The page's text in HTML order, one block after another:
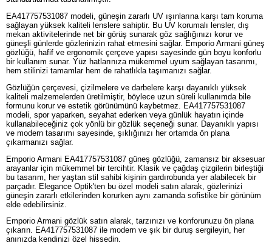
EA417757531087 modeli, güneşin zararlı UV ışınlarına karşı tam koruma
sağlayan yüksek kaliteli lenslere sahiptir. Bu UV korumalı lensler, dış
mekan aktivitelerinde net bir görüş sunarak göz sağlığınızı korur ve
güneşli günlerde gözlerinizin rahat etmesini sağlar. Emporio Armani güneş
gözlüğü, hafif ve ergonomik çerçeve yapısı sayesinde gün boyu konforlu
bir kullanım sunar. Yüz hatlarınıza mükemmel uyum sağlayan tasarımı,
hem stilinizi tamamlar hem de rahatlıkla taşımanızı sağlar.
Gözlüğün çerçevesi, çizilmelere ve darbelere karşı dayanıklı yüksek
kaliteli malzemelerden üretilmiştir, böylece uzun süreli kullanımda bile
formunu korur ve estetik görünümünü kaybetmez. EA417757531087
modeli, spor yaparken, seyahat ederken veya günlük hayatın içinde
kullanabileceğiniz çok yönlü bir gözlük seçeneği sunar. Dayanıklı yapısı
ve modern tasarımı sayesinde, şıklığınızı her ortamda ön plana
çıkarmanızı sağlar.
Emporio Armani EA417757531087 güneş gözlüğü, zamansız bir aksesuar
arayanlar için mükemmel bir tercihtir. Klasik ve çağdaş çizgilerin birleştiği
bu tasarım, her yaştan stil sahibi kişinin gardırobunda yer alabilecek bir
parçadır. Elegance Optik'ten bu özel modeli satın alarak, gözlerinizi
güneşin zararlı etkilerinden korurken aynı zamanda sofistike bir görünüm
elde edebilirsiniz.
Emporio Armani gözlük satın alarak, tarzınızı ve konforunuzu ön plana
çıkarın. EA417757531087 ile modern ve şık bir duruş sergileyin, her
anınızda kendinizi özel hissedin.